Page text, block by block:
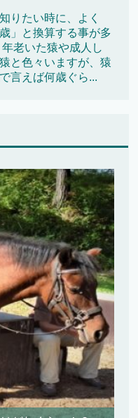
りたい時に、よく
」と換算する事が多
老いた猿や成人し
と色々いますが、猿
言えば何歳ぐら...